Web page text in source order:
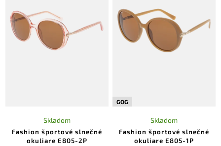
Fashion športové slnečné
okuliare E805-2P
Skladom
GOG
Fashion športové slnečné
okuliare E805-1P
Skladom